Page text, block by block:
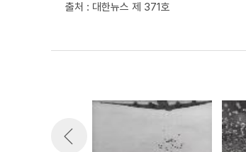
출처 : 대한뉴스 제 371호